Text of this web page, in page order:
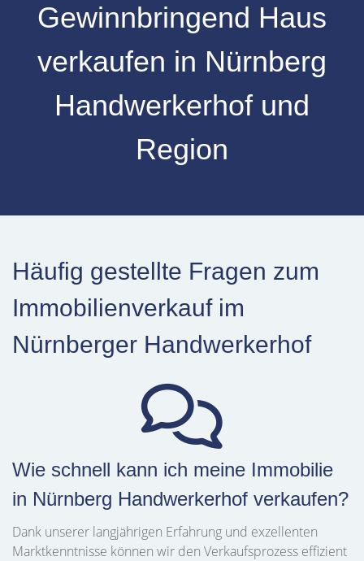
Gewinnbringend Haus
verkaufen in Nürnberg
Handwerkerhof und
Region
Häufig gestellte Fragen zum
Immobilienverkauf im
Nürnberger Handwerkerhof
Wie schnell kann ich meine Immobilie
in Nürnberg Handwerkerhof verkaufen?
Dank unserer langjährigen Erfahrung und exzellenten
Marktkenntnisse können wir den Verkaufsprozess effizient